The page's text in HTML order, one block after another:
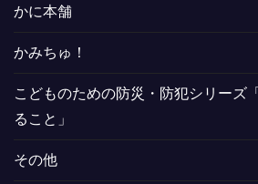
かに本舗
かみちゅ！
こどものための防災・防犯シリーズ
ること」
その他